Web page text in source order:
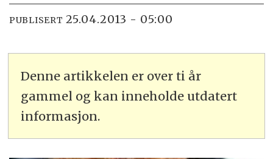
PUBLISERT 25.04.2013 - 05:00
Denne artikkelen er over ti år
gammel og kan inneholde utdatert
informasjon.